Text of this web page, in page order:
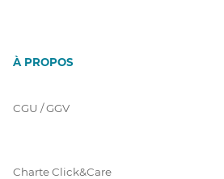
À PROPOS
CGU / GGV
Charte Click&Care